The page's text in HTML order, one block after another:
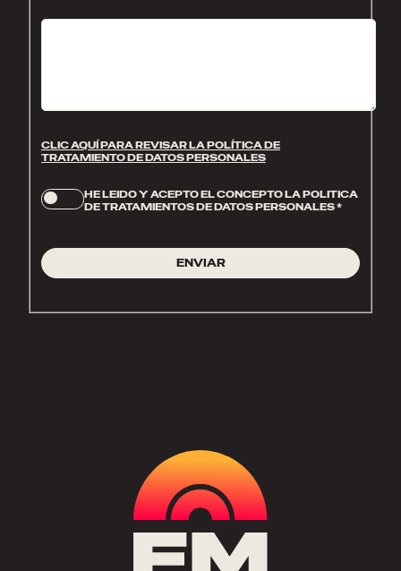
CLIC AQUÍ PARA REVISAR LA POLÍTICA DE
TRATAMIENTO DE DATOS PERSONALES
HE LEIDO Y ACEPTO EL CONCEPTO LA POLITICA
DE TRATAMIENTOS DE DATOS PERSONALES*
ENVIAR